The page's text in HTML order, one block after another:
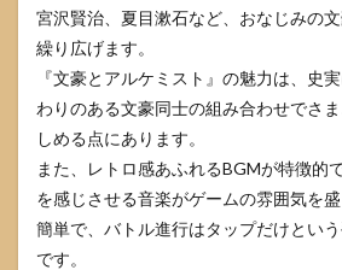
宮沢賢治、夏目漱石など、おなじみの
繰り広げます。
『文豪とアルケミスト』の魅力は、史
わりのある文豪同士の組み合わせでさ
しめる点にあります。
また、レトロ感あふれるBGMが特徴的
を感じさせる音楽がゲームの雰囲気を
簡単で、バトル進行はタップだけとい
です。